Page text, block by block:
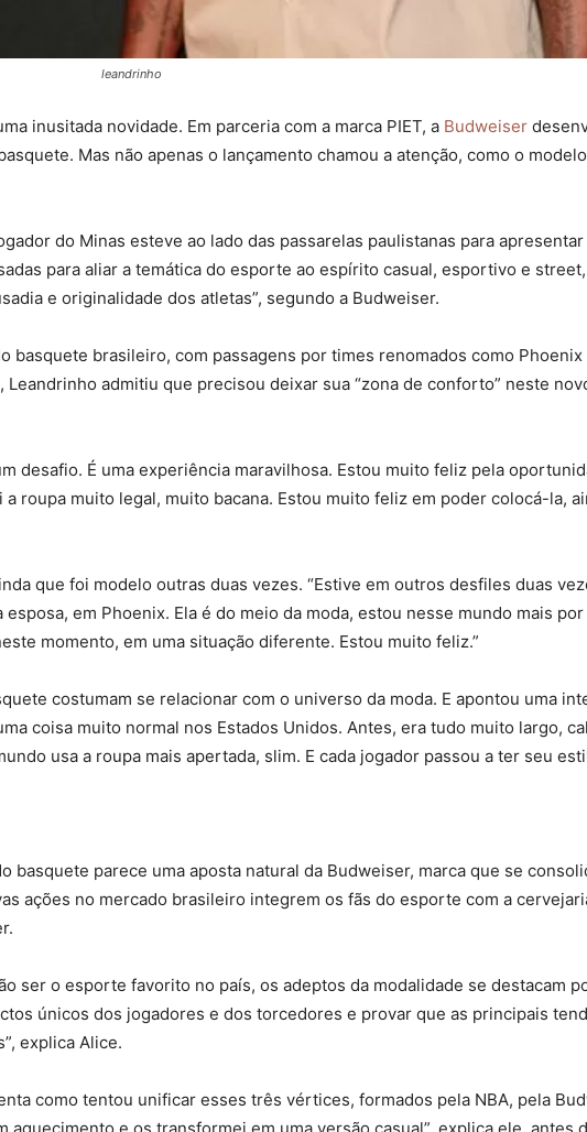
leandrinho
inusitada novidade. Em parceria com a marca PIET, a Budweiser
Mas não apenas o lançamento chamou a atenção, como o
do Minas esteve ao lado das passarelas paulistanas para
para aliar a temática do esporte ao espírito casual, esportivo e
e originalidade dos atletas”, segundo a Budweiser.
brasileiro, com passagens por times renomados como Phoenix
admitiu que precisou deixar sua “zona de conforto” neste
desafio. É uma experiência maravilhosa. Estou muito feliz pela
roupa muito legal, muito bacana. Estou muito feliz em poder colocá-la,
que foi modelo outras duas vezes. “Estive em outros desfiles duas
em Phoenix. Ela é do meio da moda, estou nesse mundo mais por
momento, em uma situação diferente. Estou muito feliz.”
costumam se relacionar com o universo da moda. E apontou uma
coisa muito normal nos Estados Unidos. Antes, era tudo muito largo,
usa a roupa mais apertada, slim. E cada jogador passou a ter seu
parece uma aposta natural da Budweiser, marca que se
ações no mercado brasileiro integrem os fãs do esporte com a
ser o esporte favorito no país, os adeptos da modalidade se destacam
únicos dos jogadores e dos torcedores e provar que as principais
explica Alice.
como tentou unificar esses três vértices, formados pela NBA, pela